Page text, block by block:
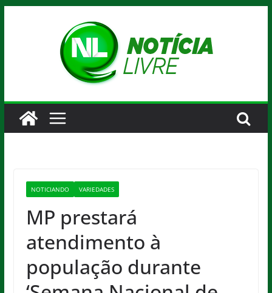
NOTICIANDO VARIEDADES
MP prestará
atendimento à
população durante